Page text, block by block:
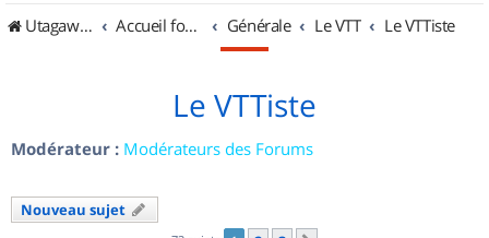
UtagawaVTT (Randos VTT et VTTAE avec traces GPS)
Accueil forum Générale Le VTT Le VTTiste
Le VTTiste
Modérateur : Modérateurs des Forums
Nouveau sujet